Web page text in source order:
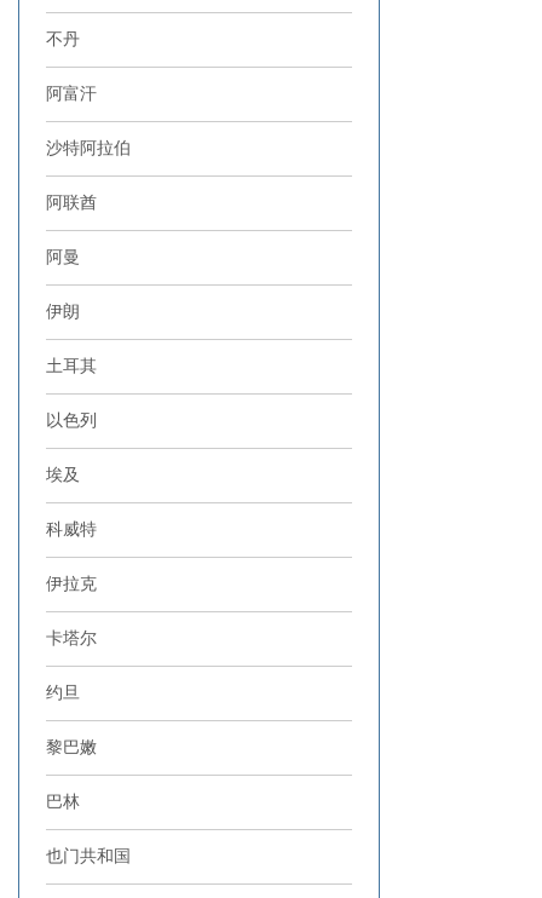
不丹
阿富汗
沙特阿拉伯
阿联酋
阿曼
伊朗
土耳其
以色列
埃及
科威特
伊拉克
卡塔尔
约旦
黎巴嫩
巴林
也门共和国